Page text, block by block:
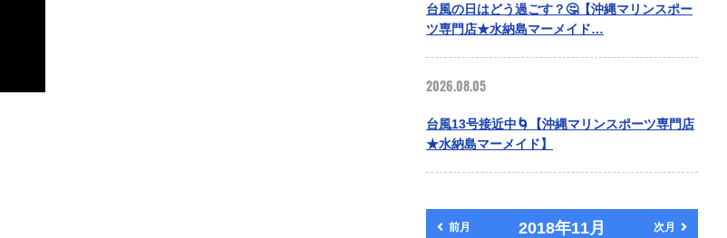
台風の日はどう過ごす？🤔【沖縄マリンスポー
ツ専門店★水納島マーメイド…
2026.08.05
台風13号接近中🌀【沖縄マリンスポーツ専門店
★水納島マーメイド】
前月 2018年11月 次月